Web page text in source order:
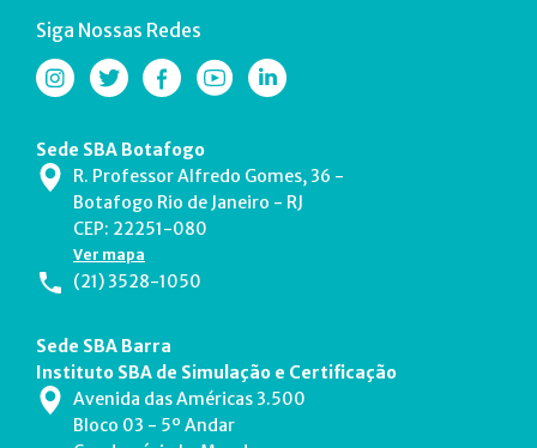
Siga Nossas Redes
Sede SBA Botafogo
R. Professor Alfredo Gomes, 36 -
Botafogo Rio de Janeiro - RJ
CEP: 22251-080
Ver mapa
(21) 3528-1050
Sede SBA Barra
Instituto SBA de Simulação e Certificação
Avenida das Américas 3.500
Bloco 03 - 5º Andar